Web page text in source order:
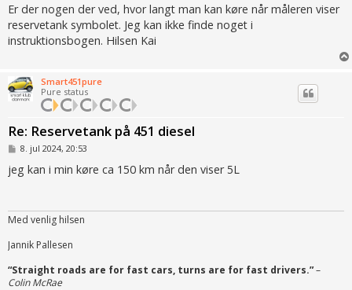
d
æ
g
Er der nogen der ved, hvor langt man kan køre når måleren viser
reservetank symbolet. Jeg kan ikke finde noget i
instruktionsbogen. Hilsen Kai
Smart451pure
Pure status
Re: Reservetank på 451 diesel
d
l
8. jul 2024, 20:53
jeg kan i min køre ca 150 km når den viser 5L
Med venlig hilsen
Jannik Pallesen
“Straight roads are for fast cars, turns are for fast drivers.”–
Colin McRae